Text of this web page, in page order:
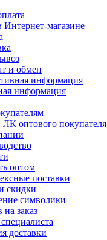
Интернет-магазине
и обмен
информация
информация
ЛК оптового покупателя
оптом
поставки
скидки
символики
заказ
доставки